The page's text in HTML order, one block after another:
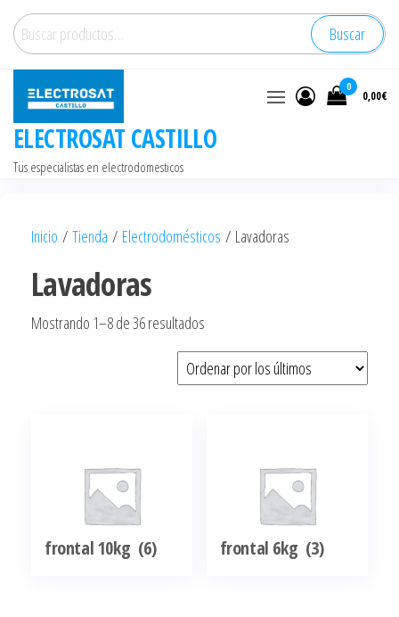
Saltar
contenido
Buscar
por:
Buscar
ELECTROSAT CASTILLO
Tus especialistas en electrodomesticos
0
0,00€
Inicio / Tienda / Electrodomésticos / Lavadoras
Lavadoras
Mostrando 1–8 de 36 resultados
por
los
frontal 10kg (6) frontal 6kg (3)